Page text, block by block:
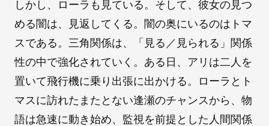
しかし、ローラも見ている。そして、彼女の見つ
める闇は、見返してくる。闇の奥にいるのはトマ
スである。三角関係は、「見る／見られる」関係
性の中で強化されていく。ある日、アリは二人を
置いて飛行機に乗り出張に出かける。ローラとト
マスに訪れたまたとない逢瀬のチャンスから、物
語は急速に動き始め、監視を前提とした人間関係